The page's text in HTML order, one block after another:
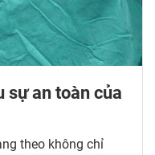
sự an toàn của
theo không chỉ